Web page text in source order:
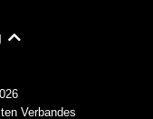
Verbandes